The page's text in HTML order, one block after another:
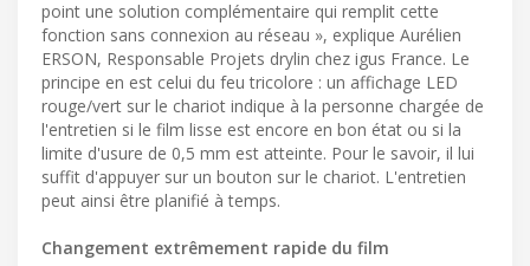
point une solution complémentaire qui remplit cette
fonction sans connexion au réseau », explique Aurélien
ERSON, Responsable Projets drylin chez igus France. Le
principe en est celui du feu tricolore : un affichage LED
rouge/vert sur le chariot indique à la personne chargée de
l'entretien si le film lisse est encore en bon état ou si la
limite d'usure de 0,5 mm est atteinte. Pour le savoir, il lui
suffit d'appuyer sur un bouton sur le chariot. L'entretien
peut ainsi être planifié à temps.
Changement extrêmement rapide du film